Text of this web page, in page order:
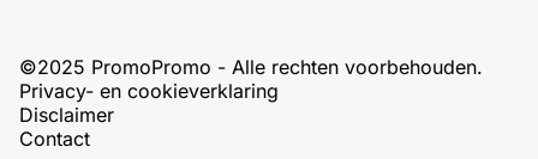
©2025 PromoPromo - Alle rechten voorbehouden.
Privacy- en cookieverklaring
Disclaimer
Contact